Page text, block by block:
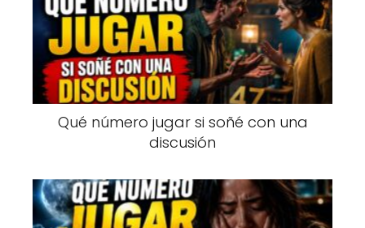
Qué número jugar si soñé con una
discusión